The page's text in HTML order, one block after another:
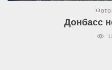
Донбасс